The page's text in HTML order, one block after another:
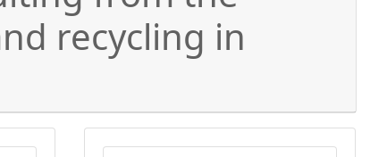
recycling in